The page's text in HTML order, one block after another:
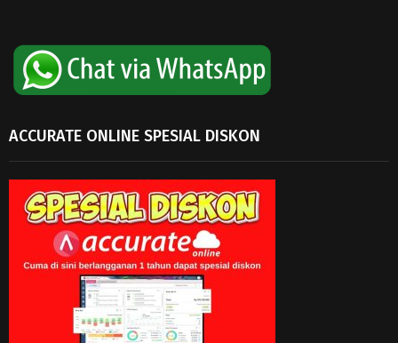
ACCURATE ONLINE SPESIAL DISKON